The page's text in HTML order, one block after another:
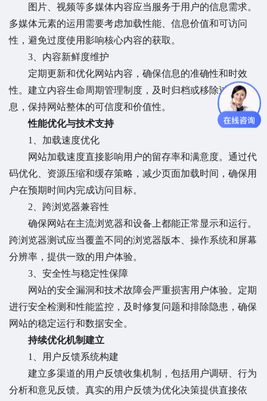
图片、视频等多媒体内容应当服务于用户的信息需求。
多媒体元素的运用需要考虑加载性能、信息价值和可访问
性，避免过度使用影响核心内容的获取。
3、内容新鲜度维护
定期更新和优化网站内容，确保信息的准确性和时效
性。建立内容生命周期管理制度，及时归档或移除过时信
息，保持网站整体的可信度和价值性。
性能优化与技术支持
1、加载速度优化
网站加载速度直接影响用户的留存率和满意度。通过代
码优化、资源压缩和缓存策略，减少页面加载时间，确保用
户在预期时间内完成访问目标。
2、跨浏览器兼容性
确保网站在主流浏览器和设备上都能正常显示和运行。
跨浏览器测试应当覆盖不同的浏览器版本、操作系统和屏幕
分辨率，提供一致的用户体验。
3、安全性与稳定性保障
网站的安全漏洞和技术故障会严重损害用户体验。定期
进行安全检测和性能监控，及时修复问题和排除隐患，确保
网站的稳定运行和数据安全。
持续优化机制建立
1、用户反馈系统构建
建立多渠道的用户反馈收集机制，包括用户调研、行为
分析和意见反馈。真实的用户反馈为优化决策提供直接依